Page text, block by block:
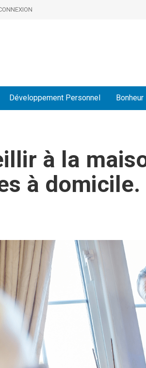
Développement Personnel Bonheur
à la
à domicile.